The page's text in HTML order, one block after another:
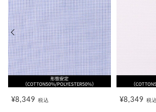
¥8,349税込 ¥8,349税込
前の画像